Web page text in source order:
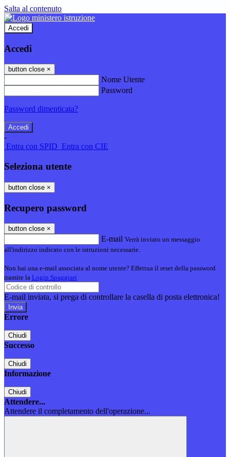
Salta al contenuto
Accedi
Accedi
button close ×
Nome Utente
Password
Password dimenticata?
-
Entra con SPID Entra con CIE
Seleziona utente
button close ×
Recupero password
button close ×
E-mail Verrà inviato un messaggio
all'indirizzo indicato con le istruzioni necessarie.
Non hai una e-mail associata al nome utente? Effettua il reset della password
tramite la Login Spaggiari
E-mail inviata, si prega di controllare la casella di posta elettronica!
Errore
Chiudi
Successo
Chiudi
Informazione
Chiudi
Attendere...
Attendere il completamento dell'operazione...